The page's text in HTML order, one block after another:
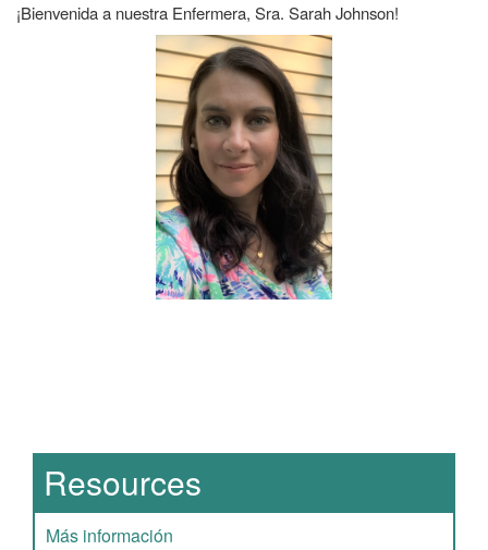
¡Bienvenida a nuestra Enfermera, Sra. Sarah Johnson!
Resources
Más información